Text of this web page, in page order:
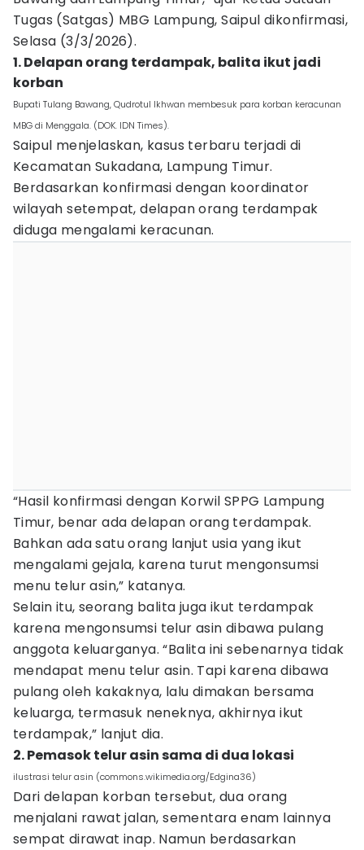
Tugas (Satgas) MBG Lampung, Saipul dikonfirmasi,
Selasa (3/3/2026).
1. Delapan orang terdampak, balita ikut jadi
korban
Bupati Tulang Bawang, Qudrotul Ikhwan membesuk para korban keracunan
MBG di Menggala. (DOK. IDN Times).
Saipul menjelaskan, kasus terbaru terjadi di
Kecamatan Sukadana, Lampung Timur.
Berdasarkan konfirmasi dengan koordinator
wilayah setempat, delapan orang terdampak
diduga mengalami keracunan.
“Hasil konfirmasi dengan Korwil SPPG Lampung
Timur, benar ada delapan orang terdampak.
Bahkan ada satu orang lanjut usia yang ikut
mengalami gejala, karena turut mengonsumsi
menu telur asin,” katanya.
Selain itu, seorang balita juga ikut terdampak
karena mengonsumsi telur asin dibawa pulang
anggota keluarganya. “Balita ini sebenarnya tidak
mendapat menu telur asin. Tapi karena dibawa
pulang oleh kakaknya, lalu dimakan bersama
keluarga, termasuk neneknya, akhirnya ikut
terdampak,” lanjut dia.
2. Pemasok telur asin sama di dua lokasi
ilustrasi telur asin (commons.wikimedia.org/Edgina36)
Dari delapan korban tersebut, dua orang
menjalani rawat jalan, sementara enam lainnya
sempat dirawat inap. Namun berdasarkan